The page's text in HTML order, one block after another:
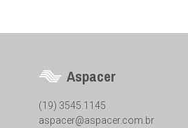
Aspacer
(19) 3545.1145
aspacer@aspacer.com.br